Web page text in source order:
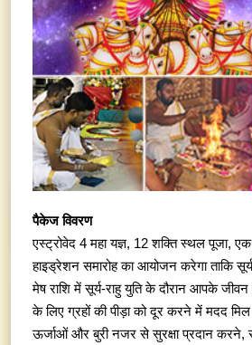
पैकेज विवरण
एस्ट्रोवेद 4 महा यज्ञ, 12 शक्ति स्थल पूजा,
हाइड्रेशन समारोह का आयोजन करेगा ताकि
मेष राशि में सूर्य-राहु युति के दौरान आपके
के लिए ग्रहों की पीड़ा को दूर करने में मदद मिल
ऊर्जाओं और बुरी नजर से सुरक्षा प्रदान करने,